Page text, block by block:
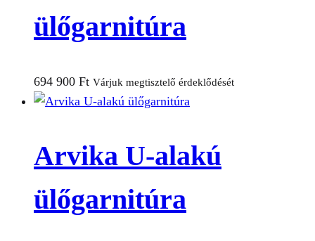
ülőgarnitúra
694 900 Ft Várjuk megtisztelő érdeklődését
Arvika U-alakú
ülőgarnitúra